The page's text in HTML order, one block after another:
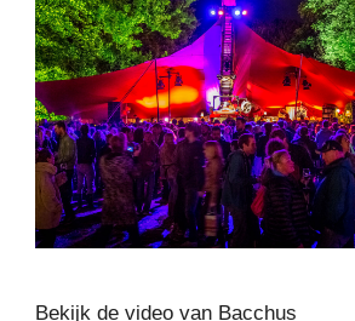
Bekijk de video van Bacchus